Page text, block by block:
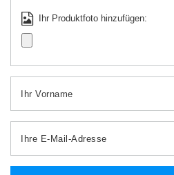
Ihr Produktfoto hinzufügen:
Ihr Vorname
Ihre E-Mail-Adresse